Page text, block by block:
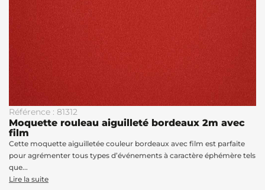
Référence : 81312
Moquette rouleau aiguilleté bordeaux 2m avec
film
Cette moquette aiguilletée couleur bordeaux avec film est parfaite
pour agrémenter tous types d’événements à caractère éphémère tels
que...
Lire la suite